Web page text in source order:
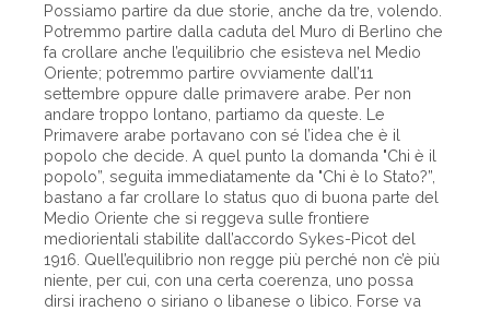
Possiamo partire da due storie, anche da tre, volendo.
Potremmo partire dalla caduta del Muro di Berlino che
fa crollare anche l’equilibrio che esisteva nel Medio
Oriente; potremmo partire ovviamente dall’11
settembre oppure dalle primavere arabe. Per non
andare troppo lontano, partiamo da queste. Le
Primavere arabe portavano con sé l’idea che è il
popolo che decide. A quel punto la domanda "Chi è il
popolo”, seguita immediatamente da "Chi è lo Stato?”,
bastano a far crollare lo status quo di buona parte del
Medio Oriente che si reggeva sulle frontiere
mediorientali stabilite dall’accordo Sykes-Picot del
1916. Quell’equilibrio non regge più perché non c’è più
niente, per cui, con una certa coerenza, uno possa
dirsi iracheno o siriano o libanese o libico. Forse va